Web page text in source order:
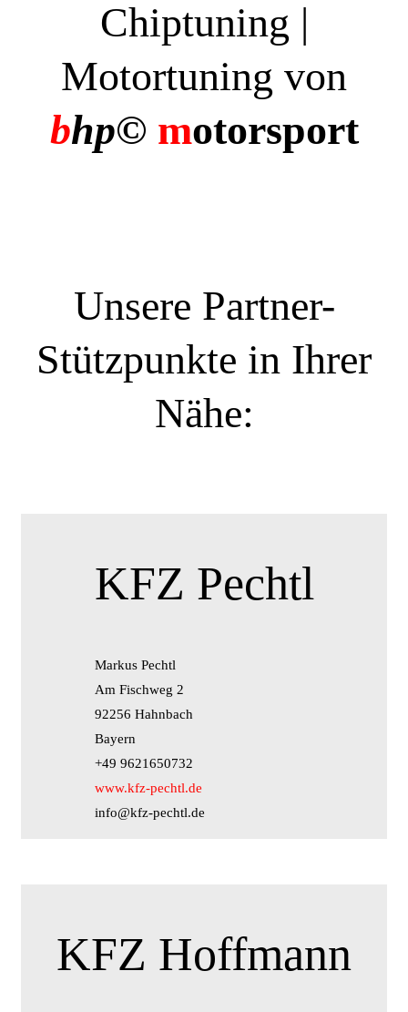
Chiptuning |
Motortuning von
bhp© motorsport
Unsere Partner-
Stützpunkte in Ihrer
Nähe:
KFZ Pechtl
Markus Pechtl
Am Fischweg 2
92256 Hahnbach
Bayern
+49 9621650732
www.kfz-pechtl.de
info@kfz-pechtl.de
KFZ Hoffmann